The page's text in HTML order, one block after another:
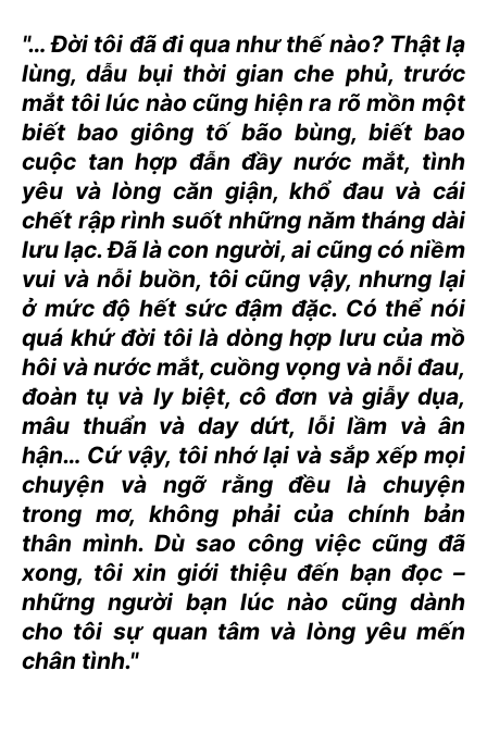
"… Đời tôi đã đi qua như thế nào? Thật lạ
lùng, dẫu bụi thời gian che phủ, trước
mắt tôi lúc nào cũng hiện ra rõ mồn một
biết bao giông tố bão bùng, biết bao
cuộc tan hợp đẫn đầy nước mắt, tình
yêu và lòng căn giận, khổ đau và cái
chết rập rình suốt những năm tháng dài
lưu lạc. Đã là con người, ai cũng có niềm
vui và nỗi buồn, tôi cũng vậy, nhưng lại
ở mức độ hết sức đậm đặc. Có thể nói
quá khứ đời tôi là dòng hợp lưu của mồ
hôi và nước mắt, cuồng vọng và nỗi đau,
đoàn tụ và ly biệt, cô đơn và giẫy dụa,
mâu thuẩn và day dứt, lỗi lầm và ân
hận… Cứ vậy, tôi nhớ lại và sắp xếp mọi
chuyện và ngỡ rằng đều là chuyện
trong mơ, không phải của chính bản
thân mình. Dù sao công việc cũng đã
xong, tôi xin giới thiệu đến bạn đọc –
những người bạn lúc nào cũng dành
cho tôi sự quan tâm và lòng yêu mến
chân tình."